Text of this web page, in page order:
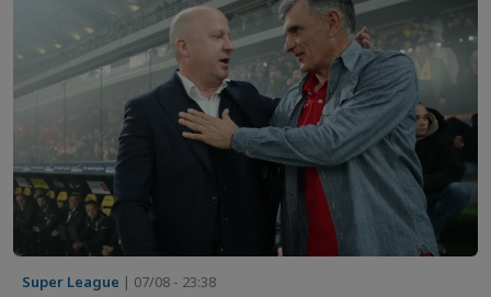
Super League | 07/08 - 23:38